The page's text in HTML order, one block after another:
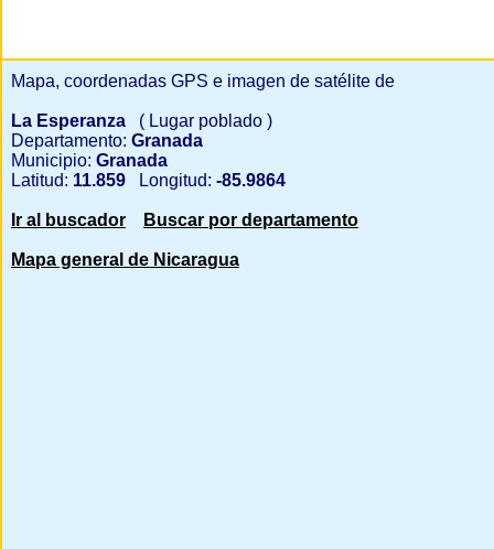
Mapa, coordenadas GPS e imagen de satélite de
La Esperanza
( Lugar poblado )
Departamento: Granada
Municipio: Granada
Latitud: 11.859 Longitud: -85.9864
Ir al buscador Buscar por departamento
Mapa general de Nicaragua